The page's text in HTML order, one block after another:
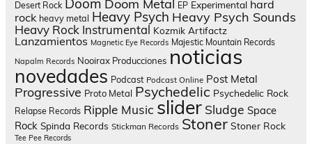
Desert Rock Doom Doom Metal EP Experimental hard
rock heavy metal Heavy Psych Heavy Psych Sounds
Heavy Rock Instrumental Kozmik Artifactz
Lanzamientos Magnetic Eye Records Majestic Mountain Records
Napalm Records Nooirax Producciones noticias
novedades Podcast Podcast Online Post Metal
Progressive Proto Metal Psychedelic Psychedelic Rock
Relapse Records Ripple Music slider Sludge Space
Rock Spinda Records Stickman Records Stoner Stoner Rock
Tee Pee Records